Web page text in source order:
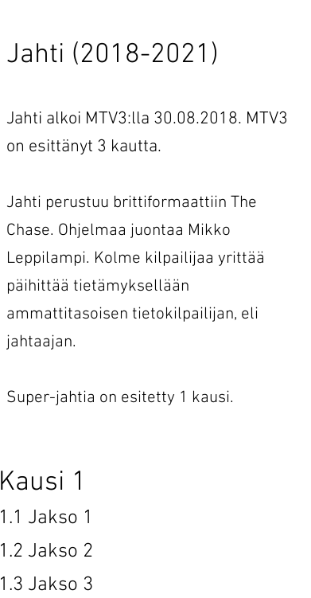
Jahti (2018-2021)
Jahti alkoi MTV3:lla 30.08.2018. MTV3
on esittänyt 3 kautta.
Jahti perustuu brittiformaattiin The
Chase. Ohjelmaa juontaa Mikko
Leppilampi. Kolme kilpailijaa yrittää
päihittää tietämyksellään
ammattitasoisen tietokilpailijan, eli
jahtaajan.
Super-jahtia on esitetty 1 kausi.
Kausi 1
1.1 Jakso 1
1.2 Jakso 2
1.3 Jakso 3